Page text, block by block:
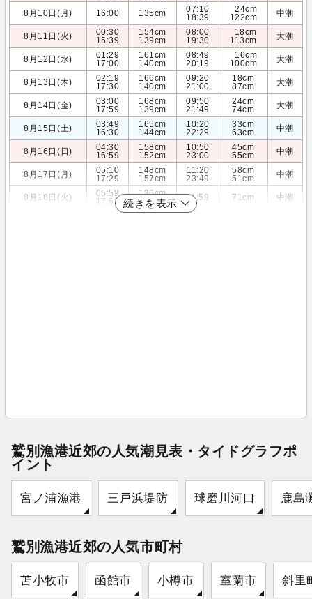
8月10日(月) 16:00 135cm
07:10
18:39
24cm
122cm
中潮
8月11日(火)
00:30
16:39
154cm
139cm
08:00
19:30
18cm
113cm
大潮
8月12日(水)
01:29
17:00
161cm
140cm
08:49
20:19
16cm
100cm
大潮
8月13日(木)
02:19
17:30
166cm
140cm
09:20
21:00
18cm
87cm
大潮
8月14日(金)
03:00
17:59
168cm
139cm
09:50
21:49
24cm
74cm
大潮
8月15日(土)
03:49
16:30
165cm
144cm
10:20
22:29
33cm
63cm
中潮
8月16日(日)
04:30
16:59
158cm
152cm
10:50
23:00
45cm
55cm
中潮
8月17日(月)
05:10
17:29
148cm
157cm
11:20
23:49
58cm
51cm
中潮
8月18日(火)
05:59
17:59
136cm
160cm
11:59 71cm 中潮
続きを表示
鷲別漁港近郊の人気潮見表・タイドグラフポ
イント
宮ノ浦漁港 三戸浜堤防 球磨川河口 鹿島
鷲別漁港近郊の人気市町村
苫小牧市 函館市 小樽市 室蘭市 斜里